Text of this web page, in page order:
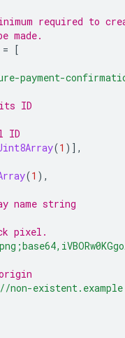
required to
made.
=
[
payment-
ID
ID
(1 )],
(1 ),
name string
pixel.